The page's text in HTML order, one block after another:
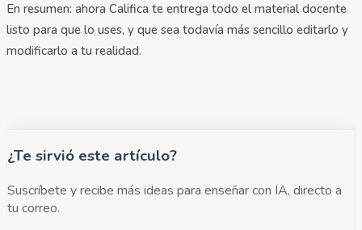
En resumen: ahora Califica te entrega todo el material docente
listo para que lo uses, y que sea todavía más sencillo editarlo y
modificarlo a tu realidad.
¿Te sirvió este artículo?
Suscríbete y recibe más ideas para enseñar con IA, directo a
tu correo.